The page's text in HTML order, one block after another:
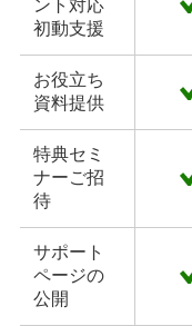
ント対応
初動支援
お役立ち
資料提供
特典セミ
ナーご招
待
サポート
ページの
公開